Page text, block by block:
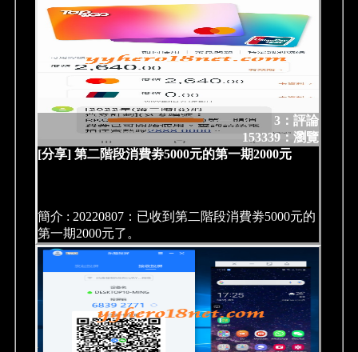
[分享] 第二階段消費劵5000元的第一期2000元
3：評論
153339：瀏覽
簡介 : 20220807：已收到第二階段消費劵5000元的
第一期2000元了。